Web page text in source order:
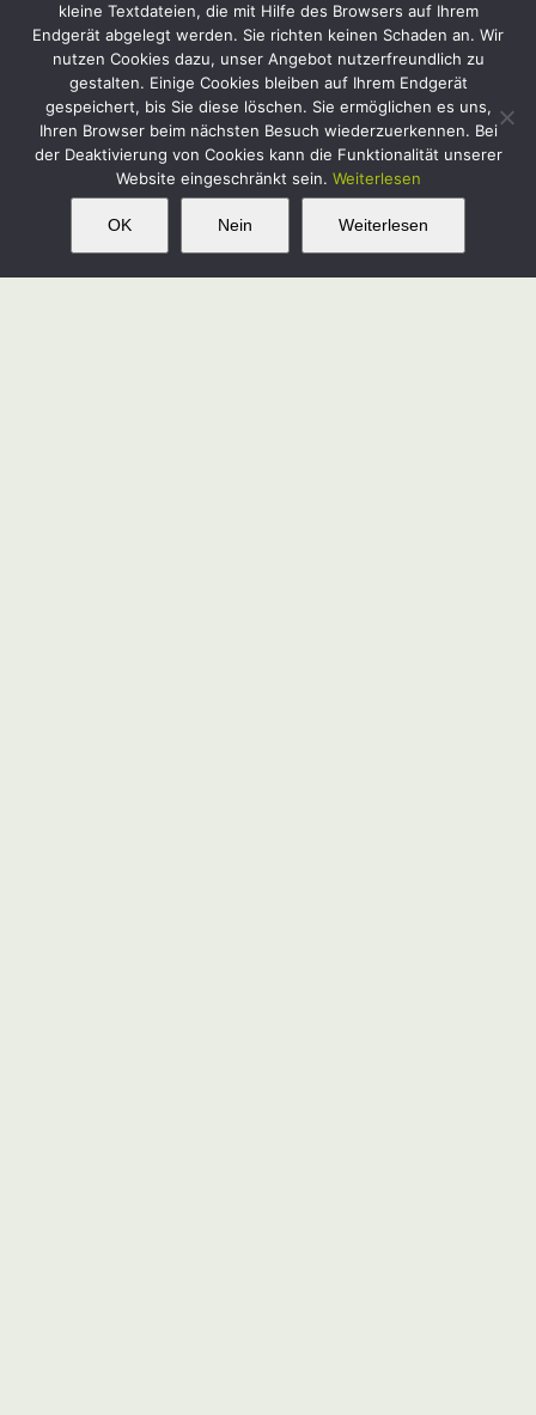
Das Gartenjahr gewinnt an Fahrt. Immer mehr an
Arbeiten können nun erledigt werden – auch
wenn sich die Nachttemperaturen nach wie vor
in Grenzen halten. Hier eine Übersicht über die
wichtigsten Tätigkeiten! Im Garten: Den
Gehölzschnitt allmählich beenden, denn die[...]
This website uses cookies and third party
kleine Textdateien, die mit Hilfe des Browsers auf Ihrem
Endgerät abgelegt werden. Sie richten keinen Schaden an. Wir
nutzen Cookies dazu, unser Angebot nutzerfreundlich zu
gestalten. Einige Cookies bleiben auf Ihrem Endgerät
gespeichert, bis Sie diese löschen. Sie ermöglichen es uns,
Ihren Browser beim nächsten Besuch wiederzuerkennen. Bei
der Deaktivierung von Cookies kann die Funktionalität unserer
Website eingeschränkt sein. Weiterlesen
OK Nein Weiterlesen